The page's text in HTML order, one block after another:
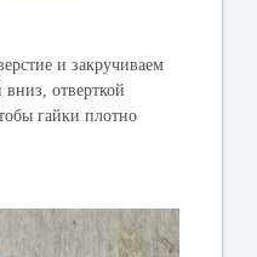
и закручиваем
отверткой
гайки плотно